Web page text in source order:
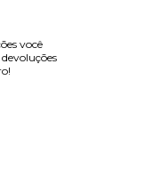
você